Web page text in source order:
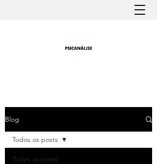
Blog
Todos os posts
Todos os posts